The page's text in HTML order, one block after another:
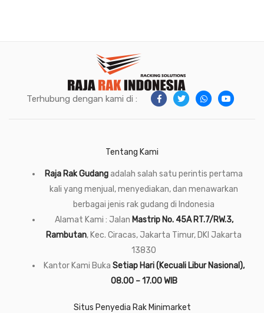
Terhubung dengan kami di :
Tentang Kami
Raja Rak Gudangadalah salah satu perintis pertama
kali yang menjual, menyediakan, dan menawarkan
berbagai jenis rak gudang di Indonesia
Alamat Kami : Jalan Mastrip No. 45A RT.7/RW.3,
Rambutan, Kec. Ciracas, Jakarta Timur, DKI Jakarta
13830
Kantor Kami Buka Setiap Hari (Kecuali Libur Nasional),
08.00 – 17.00 WIB
Situs Penyedia Rak Minimarket